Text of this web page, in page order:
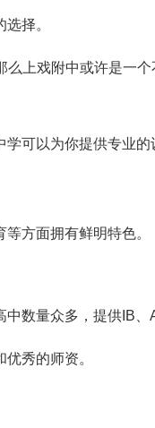
择。
上戏附中或许是一
可以为你提供专业的
方面拥有鲜明特色。
数量众多，提供IB、
秀的师资。